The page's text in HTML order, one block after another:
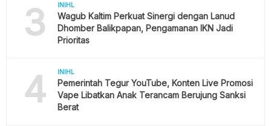
3 INIHL
Wagub Kaltim Perkuat Sinergi dengan Lanud
Dhomber Balikpapan, Pengamanan IKN Jadi
Prioritas
4 INIHL
Pemerintah Tegur YouTube, Konten Live Promosi
Vape Libatkan Anak Terancam Berujung Sanksi
Berat